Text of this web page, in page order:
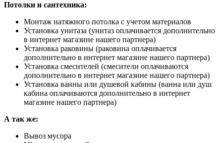
Потолки и сантехника:
Монтаж натяжного потолка с учетом материалов
Установка унитаза (унитаз оплачивается дополнительно
в интернет магазине нашего партнера)
Установка раковины (раковина оплачивается
дополнительно в интернет магазине нашего партнера)
Установка смесителей (смесители оплачиваются
дополнительно в интернет магазине нашего партнера)
Установка ванны или душевой кабины (ванна или душ
кабина оплачиваются дополнительно в интернет
магазине нашего партнера)
А так же:
Вывоз мусора